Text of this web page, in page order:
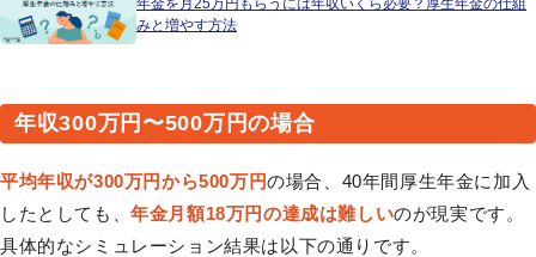
みと増やす方法
年収300万円〜500万円の場合
平均年収が300万円から500万円の場合、40年間厚生年金に加入
したとしても、年金月額18万円の達成は難しいのが現実です。
具体的なシミュレーション結果は以下の通りです。